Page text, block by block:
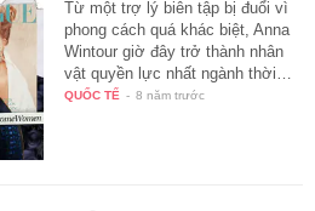
Từ một trợ lý biên tập bị đuổi vì
phong cách quá khác biệt, Anna
Wintour giờ đây trở thành nhân
vật quyền lực nhất ngành thời…
QUỐC TẾ - 8 năm trước